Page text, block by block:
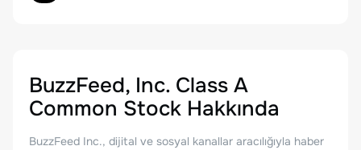
BuzzFeed, Inc. Class A
Common Stock Hakkında
BuzzFeed Inc., dijital ve sosyal kanallar aracılığıyla haber